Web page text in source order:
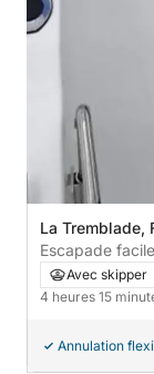
La Tremblade,
Escapade
bateau à
Avec skipper
4 heures 15
Annulation